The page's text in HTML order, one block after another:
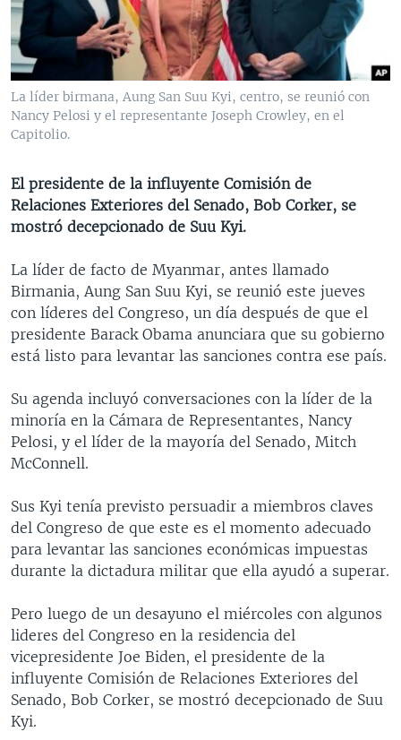
VENEZUELA
NICARAGUA
ECONOMÍA
ENTRETENIMIENTO Y CULTURA
TECNOLOGÍA
DEPORTES
CIENCIA Y SALUD
MULTIMEDIA
FOTOGRAFÍA
AUDIOS
PROGRAMAS TV
EL MUNDO AL DÍA
FORO INTERAMERICANO
VISIÓN 360
LAS CLAVES
PANORAMA
RADIO
AVANCE INFORMATIVO
AUDIONOTICIAS
BUENOS DÍAS AMÉRICA
ESTADOS UNIDOS AL DÍA
FORO [RADIO]
DEPORTIVO INTERNACIONAL
NOTA ECONÓMICA
DIRECT
DOCUMENTALES DE LA VOA
Learning English
Idiomas
La líder birmana, Aung San Suu Kyi, centro, se reunió con
Nancy Pelosi y el representante Joseph Crowley, en el
Capitolio.
El presidente de la influyente Comisión de
Relaciones Exteriores del Senado, Bob Corker, se
mostró decepcionado de Suu Kyi.
La líder de facto de Myanmar, antes llamado
Birmania, Aung San Suu Kyi, se reunió este jueves
con líderes del Congreso, un día después de que el
presidente Barack Obama anunciara que su gobierno
está listo para levantar las sanciones contra ese país.
Su agenda incluyó conversaciones con la líder de la
minoría en la Cámara de Representantes, Nancy
Pelosi, y el líder de la mayoría del Senado, Mitch
McConnell.
Sus Kyi tenía previsto persuadir a miembros claves
del Congreso de que este es el momento adecuado
para levantar las sanciones económicas impuestas
durante la dictadura militar que ella ayudó a superar.
Pero luego de un desayuno el miércoles con algunos
lideres del Congreso en la residencia del
vicepresidente Joe Biden, el presidente de la
influyente Comisión de Relaciones Exteriores del
Senado, Bob Corker, se mostró decepcionado de Suu
Kyi.